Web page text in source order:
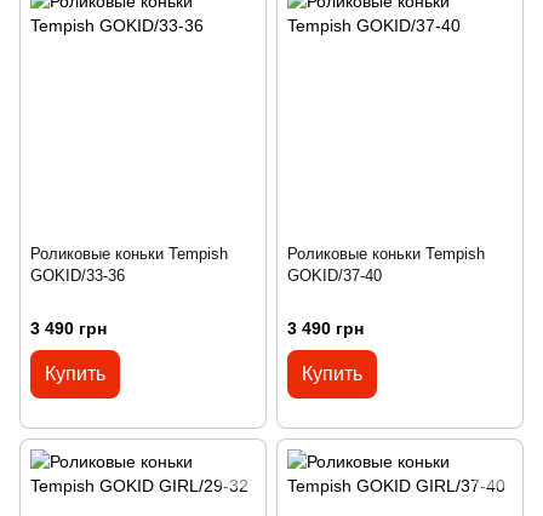
Роликовые коньки Tempish
GOKID/33-36
3 490 грн
Купить
Роликовые коньки Tempish
GOKID/37-40
3 490 грн
Купить